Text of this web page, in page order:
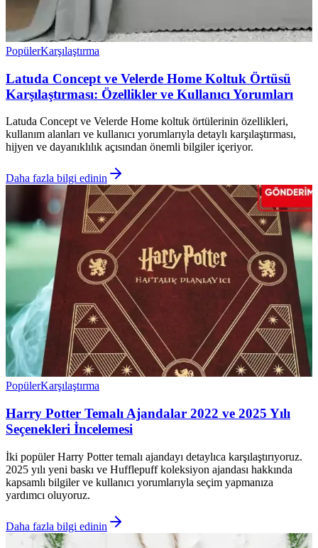
PopülerKarşılaştırma
Latuda Concept ve Velerde Home Koltuk Örtüsü
Karşılaştırması: Özellikler ve Kullanıcı Yorumları
Latuda Concept ve Velerde Home koltuk örtülerinin özellikleri,
kullanım alanları ve kullanıcı yorumlarıyla detaylı karşılaştırması,
hijyen ve dayanıklılık açısından önemli bilgiler içeriyor.
Daha fazla bilgi edinin
PopülerKarşılaştırma
Harry Potter Temalı Ajandalar 2022 ve 2025 Yılı
Seçenekleri İncelemesi
İki popüler Harry Potter temalı ajandayı detaylıca karşılaştırıyoruz.
2025 yılı yeni baskı ve Hufflepuff koleksiyon ajandası hakkında
kapsamlı bilgiler ve kullanıcı yorumlarıyla seçim yapmanıza
yardımcı oluyoruz.
Daha fazla bilgi edinin